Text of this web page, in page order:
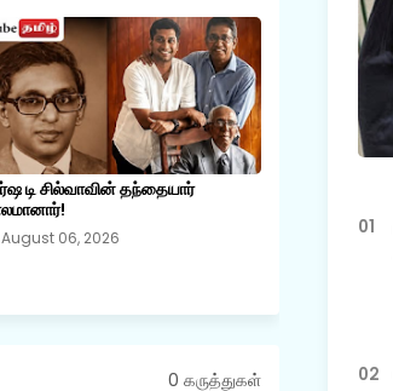
டி சில்வாவின் தந்தையார்
August 06, 2026
0 கருத்துகள்